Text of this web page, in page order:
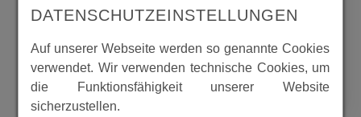
mehrere Provisorien.
MEHR
DATENSCHUTZEINSTELLUNGEN
Auf unserer Webseite werden so genannte Cookies
verwendet. Wir verwenden technische Cookies, um
die Funktionsfähigkeit unserer Website
sicherzustellen.